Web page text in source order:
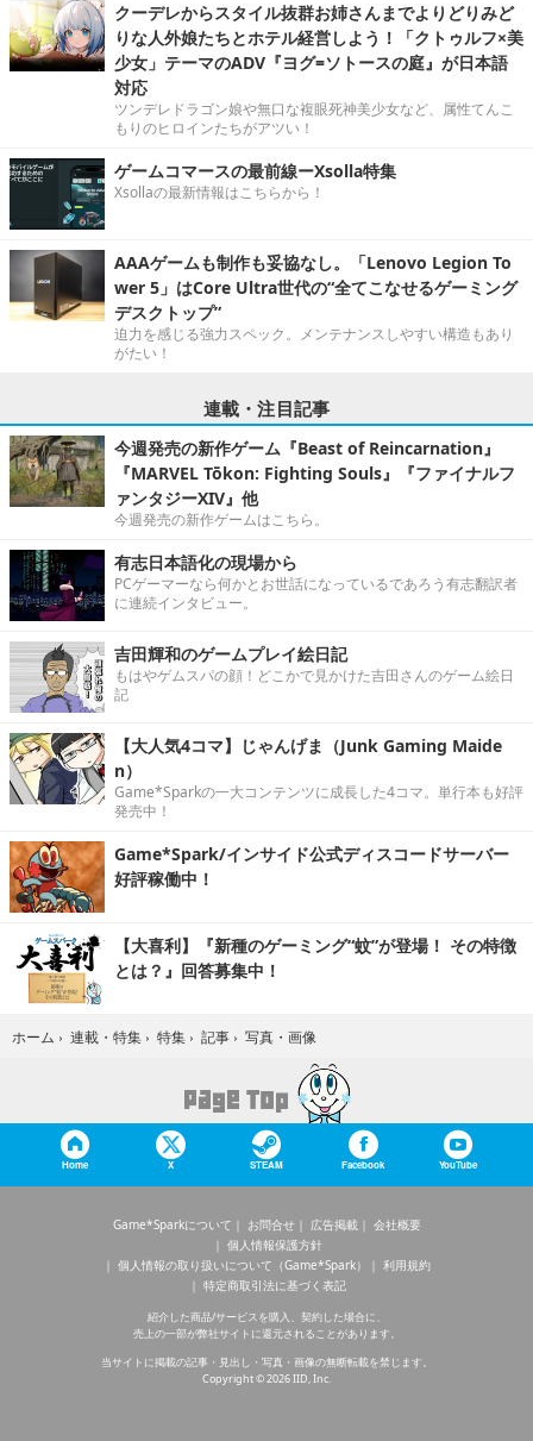
クーデレからスタイル抜群お姉さんまでよりどりみど
りな人外娘たちとホテル経営しよう！「クトゥルフ×美
少女」テーマのADV『ヨグ=ソトースの庭』が日本語
対応
ツンデレドラゴン娘や無口な複眼死神美少女など、属性てんこ
もりのヒロインたちがアツい！
ゲームコマースの最前線ーXsolla特集
Xsollaの最新情報はこちらから！
AAAゲームも制作も妥協なし。「Lenovo Legion To
wer 5」はCore Ultra世代の“全てこなせるゲーミング
デスクトップ”
迫力を感じる強力スペック。メンテナンスしやすい構造もあり
がたい！
連載・注目記事
今週発売の新作ゲーム『Beast of Reincarnation』
『MARVEL Tōkon: Fighting Souls』『ファイナルフ
ァンタジーXIV』他
今週発売の新作ゲームはこちら。
有志日本語化の現場から
PCゲーマーなら何かとお世話になっているであろう有志翻訳者
に連続インタビュー。
吉田輝和のゲームプレイ絵日記
もはやゲムスパの顔！どこかで見かけた吉田さんのゲーム絵日
記
【大人気4コマ】じゃんげま（Junk Gaming Maide
n）
Game*Sparkの一大コンテンツに成長した4コマ。単行本も好評
発売中！
Game*Spark/インサイド公式ディスコードサーバー
好評稼働中！
【大喜利】『新種のゲーミング“蚊”が登場！ その特徴
とは？』回答募集中！
ホーム › 連載・特集 › 特集 › 記事 › 写真・画像
Home X STEAM Facebook YouTube
Game*Sparkについて お問合せ 広告掲載
会社概要
個人情報保護方針
個人情報の取り扱いについて（Game*Spark）
利用規約
特定商取引法に基づく表記
紹介した商品/サービスを購入、契約した場合に、
売上の一部が弊社サイトに還元されることがあります。
当サイトに掲載の記事・見出し・写真・画像の無断転載を禁じます。
Copyright © 2026 IID, Inc.